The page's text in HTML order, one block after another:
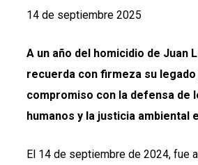
14 de septiembre 2025
A un año del homicidio de Juan
recuerda con firmeza su
compromiso con la defensa de
humanos y la justicia ambiental
El 14 de septiembre de 2024, fue